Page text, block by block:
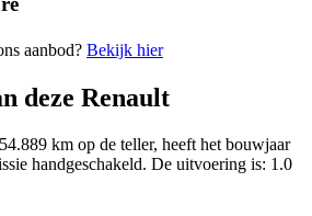
aanbod? Bekijk hier
deze Renault
km op de teller, heeft het bouwjaar
handgeschakeld. De uitvoering is: 1.0